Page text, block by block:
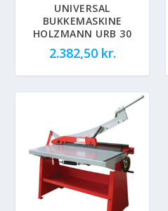
UNIVERSAL
BUKKEMASKINE
HOLZMANN URB 30
2.382,50 kr.